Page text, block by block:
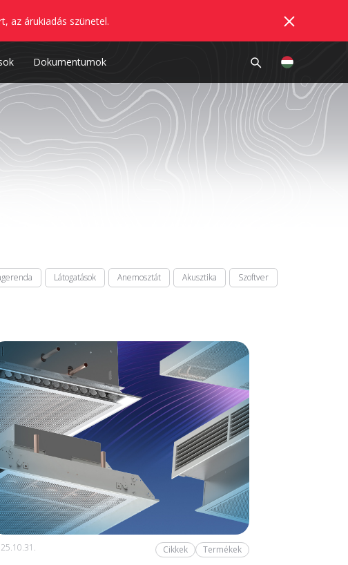
az árukiadás szünetel.
Dokumentumok
Látogatások Anemosztát Akusztika
Szoftver
Cikkek Termékek